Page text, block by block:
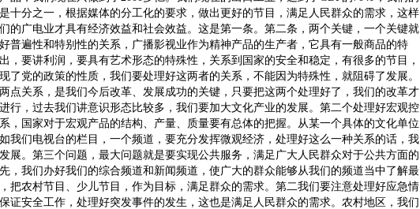
十分之一，根据媒体的分工化的要求，做出更好的节目，满足人民群众的需求，这样
的广电业才具有经济效益和社会效益。这是第一条。第二条，两个关键，一个关键就
普遍性和特别性的关系，广播影视业作为精神产品的生产者，它具有一般商品的特
，要讲利润，要具有艺术形态的特殊性，关系到国家的安全和稳定，有很多的节目，
了党的政策的性质，我们要处理好这两者的关系，不能因为特殊性，就阻碍了发展。
点关系，是我们今后改革、发展成功的关键，只要把这两个处理好了，我们的改革才
行，过去我们讲意识形态比较多，我们要加大文化产业的发展。第二个处理好宏观控
，国家对于宏观产品的结构、产量、质量要有总体的把握。从某一个具体的文化单位
我们电视台的栏目，一个频道，要充分发挥微观经济，处理好这么一种关系的话，我
展。第三个问题，最大问题就是要实现公共服务，满足广大人民群众对于公共方面的
，我们办好我们的综合频道和新闻频道，使广大的群众能够从我们的频道当中了解最
把农村节目、少儿节目，作为目标，满足群众的需求。第二我们要注意处理好应急情
证安全工作，处理好突发事件的发生，这也是满足人民群众的需求。农村地区，我们